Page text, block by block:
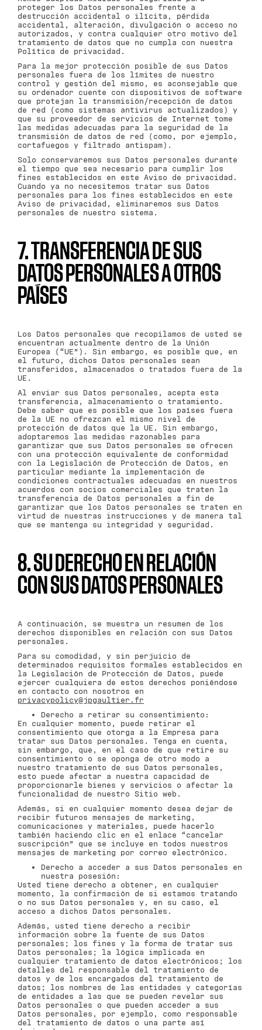
proteger los Datos personales frente a
destrucción accidental o ilícita, pérdida
accidental, alteración, divulgación o acceso no
autorizados, y contra cualquier otro motivo del
tratamiento de datos que no cumpla con nuestra
Política de privacidad.
Para la mejor protección posible de sus Datos
personales fuera de los límites de nuestro
control y gestión del mismo, es aconsejable que
su ordenador cuente con dispositivos de software
que protejan la transmisión/recepción de datos
de red (como sistemas antivirus actualizados) y
que su proveedor de servicios de Internet tome
las medidas adecuadas para la seguridad de la
transmisión de datos de red (como, por ejemplo,
cortafuegos y filtrado antispam).
Solo conservaremos sus Datos personales durante
el tiempo que sea necesario para cumplir los
fines establecidos en este Aviso de privacidad.
Cuando ya no necesitemos tratar sus Datos
personales para los fines establecidos en este
Aviso de privacidad, eliminaremos sus Datos
personales de nuestro sistema.
7. TRANSFERENCIA DE SUS
DATOS PERSONALES A OTROS
PAÍSES
Los Datos personales que recopilamos de usted se
encuentran actualmente dentro de la Unión
Europea (“UE”). Sin embargo, es posible que, en
el futuro, dichos Datos personales sean
transferidos, almacenados o tratados fuera de la
UE.
Al enviar sus Datos personales, acepta esta
transferencia, almacenamiento o tratamiento.
Debe saber que es posible que los países fuera
de la UE no ofrezcan el mismo nivel de
protección de datos que la UE. Sin embargo,
adoptaremos las medidas razonables para
garantizar que sus Datos personales se ofrecen
con una protección equivalente de conformidad
con la Legislación de Protección de Datos, en
particular mediante la implementación de
condiciones contractuales adecuadas en nuestros
acuerdos con socios comerciales que traten la
transferencia de Datos personales a fin de
garantizar que los Datos personales se traten en
virtud de nuestras instrucciones y de manera tal
que se mantenga su integridad y seguridad.
8. SU DERECHO EN RELACIÓN
CON SUS DATOS PERSONALES
A continuación, se muestra un resumen de los
derechos disponibles en relación con sus Datos
personales.
Para su comodidad, y sin perjuicio de
determinados requisitos formales establecidos en
la Legislación de Protección de Datos, puede
ejercer cualquiera de estos derechos poniéndose
en contacto con nosotros en
privacypolicy@jpgaultier.fr
Derecho a retirar su consentimiento:
En cualquier momento, puede retirar el
consentimiento que otorga a la Empresa para
tratar sus Datos personales. Tenga en cuenta,
sin embargo, que, en el caso de que retire su
consentimiento o se oponga de otro modo a
nuestro tratamiento de sus Datos personales,
esto puede afectar a nuestra capacidad de
proporcionarle bienes y servicios o afectar la
funcionalidad de nuestro Sitio web.
Además, si en cualquier momento desea dejar de
recibir futuros mensajes de marketing,
comunicaciones y materiales, puede hacerlo
también haciendo clic en el enlace “cancelar
suscripción” que se incluye en todos nuestros
mensajes de marketing por correo electrónico.
Derecho a acceder a sus Datos personales en
nuestra posesión:
Usted tiene derecho a obtener, en cualquier
momento, la confirmación de si estamos tratando
o no sus Datos personales y, en su caso, el
acceso a dichos Datos personales.
Además, usted tiene derecho a recibir
información sobre la fuente de sus Datos
personales; los fines y la forma de tratar sus
Datos personales; la lógica implicada en
cualquier tratamiento de datos electrónicos; los
detalles del responsable del tratamiento de
datos y de los encargados del tratamiento de
datos; los nombres de las entidades y categorías
de entidades a las que se pueden revelar sus
Datos personales o que pueden acceder a sus
Datos personales, por ejemplo, como responsable
del tratamiento de datos o una parte así